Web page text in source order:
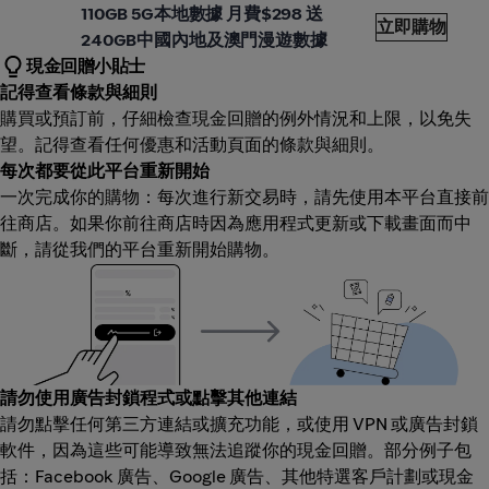
Mobile Plan (數碼通 手機計劃申請)
110GB 5G本地數據 月費$298 送
240GB中國內地及澳門漫遊數據
立即購物
現金回贈小貼士
記得查看條款與細則
購買或預訂前，仔細檢查現金回贈的例外情況和上限，以免失
望。記得查看任何優惠和活動頁面的條款與細則。
每次都要從此平台重新開始
一次完成你的購物：每次進行新交易時，請先使用本平台直接前
往商店。如果你前往商店時因為應用程式更新或下載畫面而中
斷，請從我們的平台重新開始購物。
請勿使用廣告封鎖程式或點擊其他連結
請勿點擊任何第三方連結或擴充功能，或使用 VPN 或廣告封鎖
軟件，因為這些可能導致無法追蹤你的現金回贈。部分例子包
括：Facebook 廣告、Google 廣告、其他特選客戶計劃或現金